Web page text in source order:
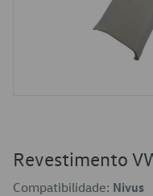
Revestimento
Compatibilidade: Nivus